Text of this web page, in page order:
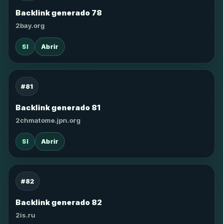
Backlink generado 78
2bay.org
SI Abrir
#81
Backlink generado 81
2chmatome.jpn.org
SI Abrir
#82
Backlink generado 82
2is.ru